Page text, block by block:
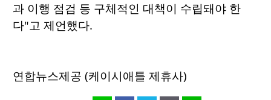
과 이행 점검 등 구체적인 대책이 수립돼야 한
다"고 제언했다.
연합뉴스제공 (케이시애틀 제휴사)